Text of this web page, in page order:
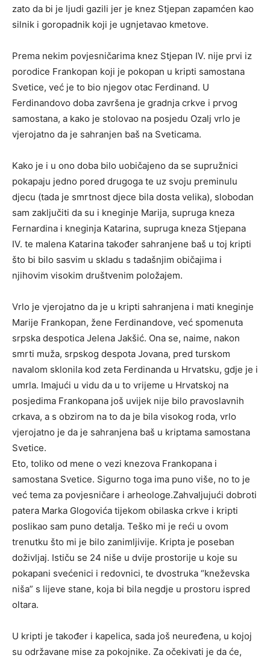
zato da bi je ljudi gazili jer je knez Stjepan zapamćen kao
silnik i goropadnik koji je ugnjetavao kmetove.
Prema nekim povjesničarima knez Stjepan IV. nije prvi iz
porodice Frankopan koji je pokopan u kripti samostana
Svetice, već je to bio njegov otac Ferdinand. U
Ferdinandovo doba završena je gradnja crkve i prvog
samostana, a kako je stolovao na posjedu Ozalj vrlo je
vjerojatno da je sahranjen baš na Sveticama.
Kako je i u ono doba bilo uobičajeno da se supružnici
pokapaju jedno pored drugoga te uz svoju preminulu
djecu (tada je smrtnost djece bila dosta velika), slobodan
sam zaključiti da su i kneginje Marija, supruga kneza
Fernardina i kneginja Katarina, supruga kneza Stjepana
IV. te malena Katarina također sahranjene baš u toj kripti
što bi bilo sasvim u skladu s tadašnjim običajima i
njihovim visokim društvenim položajem.
Vrlo je vjerojatno da je u kripti sahranjena i mati kneginje
Marije Frankopan, žene Ferdinandove, već spomenuta
srpska despotica Jelena Jakšić. Ona se, naime, nakon
smrti muža, srpskog despota Jovana, pred turskom
navalom sklonila kod zeta Ferdinanda u Hrvatsku, gdje je i
umrla. Imajući u vidu da u to vrijeme u Hrvatskoj na
posjedima Frankopana još uvijek nije bilo pravoslavnih
crkava, a s obzirom na to da je bila visokog roda, vrlo
vjerojatno je da je sahranjena baš u kriptama samostana
Svetice.
Eto, toliko od mene o vezi knezova Frankopana i
samostana Svetice. Sigurno toga ima puno više, no to je
već tema za povjesničare i arheologe.Zahvaljujući dobroti
patera Marka Glogovića tijekom obilaska crkve i kripti
poslikao sam puno detalja. Teško mi je reći u ovom
trenutku što mi je bilo zanimljivije. Kripta je poseban
doživljaj. Ističu se 24 niše u dvije prostorije u koje su
pokapani svećenici i redovnici, te dvostruka “kneževska
niša” s lijeve stane, koja bi bila negdje u prostoru ispred
oltara.
U kripti je također i kapelica, sada još neuređena, u kojoj
su održavane mise za pokojnike. Za očekivati je da će,